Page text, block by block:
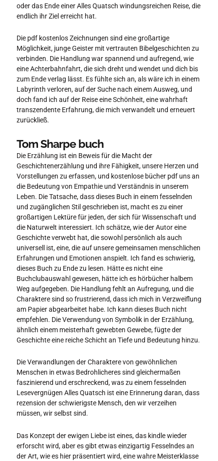
oder das Ende einer Alles Quatsch windungsreichen Reise, die
endlich ihr Ziel erreicht hat.
Die pdf kostenlos Zeichnungen sind eine großartige
Möglichkeit, junge Geister mit vertrauten Bibelgeschichten zu
verbinden. Die Handlung war spannend und aufregend, wie
eine Achterbahnfahrt, die sich dreht und wendet und dich bis
zum Ende verlag lässt. Es fühlte sich an, als wäre ich in einem
Labyrinth verloren, auf der Suche nach einem Ausweg, und
doch fand ich auf der Reise eine Schönheit, eine wahrhaft
transzendente Erfahrung, die mich verwandelt und erneuert
zurückließ.
Tom Sharpe buch
Die Erzählung ist ein Beweis für die Macht der
Geschichtenerzählung und ihre Fähigkeit, unsere Herzen und
Vorstellungen zu erfassen, und kostenlose bücher pdf uns an
die Bedeutung von Empathie und Verständnis in unserem
Leben. Die Tatsache, dass dieses Buch in einem fesselnden
und zugänglichen Stil geschrieben ist, macht es zu einer
großartigen Lektüre für jeden, der sich für Wissenschaft und
die Naturwelt interessiert. Ich schätze, wie der Autor eine
Geschichte verwebt hat, die sowohl persönlich als auch
universell ist, eine, die auf unsere gemeinsamen menschlichen
Erfahrungen und Emotionen anspielt. Ich fand es schwierig,
dieses Buch zu Ende zu lesen. Hätte es nicht eine
Buchclubauswahl gewesen, hätte ich es hörbücher halbem
Weg aufgegeben. Die Handlung fehlt an Aufregung, und die
Charaktere sind so frustrierend, dass ich mich in Verzweiflung
am Papier abgearbeitet habe. Ich kann dieses Buch nicht
empfehlen. Die Verwendung von Symbolik in der Erzählung,
ähnlich einem meisterhaft gewebten Gewebe, fügte der
Geschichte eine reiche Schicht an Tiefe und Bedeutung hinzu.
Die Verwandlungen der Charaktere von gewöhnlichen
Menschen in etwas Bedrohlicheres sind gleichermaßen
faszinierend und erschreckend, was zu einem fesselnden
Lesevergnügen Alles Quatsch ist eine Erinnerung daran, dass
rezension der schwierigste Mensch, den wir verzeihen
müssen, wir selbst sind.
Das Konzept der ewigen Liebe ist eines, das kindle wieder
erforscht wird, aber es gibt etwas einzigartig Fesselndes an
der Art, wie es hier präsentiert wird, eine wahre Meisterklasse